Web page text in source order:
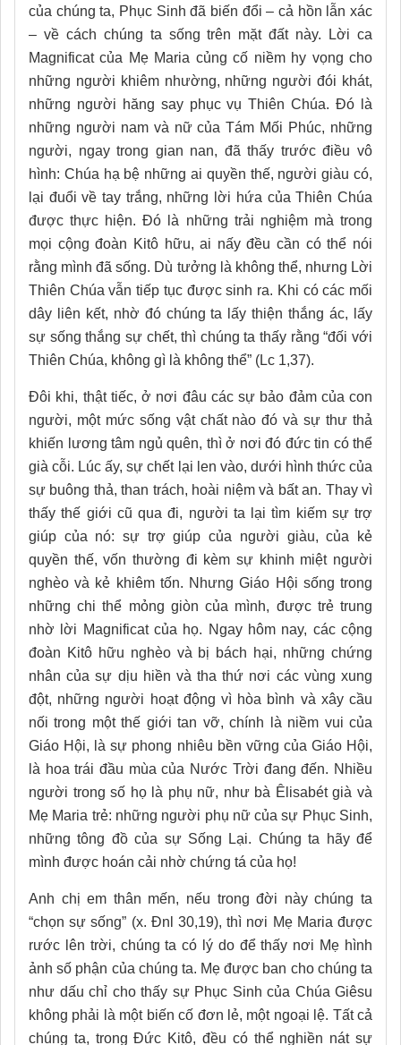
của chúng ta, Phục Sinh đã biến đổi – cả hồn lẫn xác
– về cách chúng ta sống trên mặt đất này. Lời ca
Magnificat của Mẹ Maria củng cố niềm hy vọng cho
những người khiêm nhường, những người đói khát,
những người hăng say phục vụ Thiên Chúa. Đó là
những người nam và nữ của Tám Mối Phúc, những
người, ngay trong gian nan, đã thấy trước điều vô
hình: Chúa hạ bệ những ai quyền thế, người giàu có,
lại đuổi về tay trắng, những lời hứa của Thiên Chúa
được thực hiện. Đó là những trải nghiệm mà trong
mọi cộng đoàn Kitô hữu, ai nấy đều cần có thể nói
rằng mình đã sống. Dù tưởng là không thể, nhưng Lời
Thiên Chúa vẫn tiếp tục được sinh ra. Khi có các mối
dây liên kết, nhờ đó chúng ta lấy thiện thắng ác, lấy
sự sống thắng sự chết, thì chúng ta thấy rằng “đối với
Thiên Chúa, không gì là không thể” (Lc 1,37).
Đôi khi, thật tiếc, ở nơi đâu các sự bảo đảm của con
người, một mức sống vật chất nào đó và sự thư thả
khiến lương tâm ngủ quên, thì ở nơi đó đức tin có thể
già cỗi. Lúc ấy, sự chết lại len vào, dưới hình thức của
sự buông thả, than trách, hoài niệm và bất an. Thay vì
thấy thế giới cũ qua đi, người ta lại tìm kiếm sự trợ
giúp của nó: sự trợ giúp của người giàu, của kẻ
quyền thế, vốn thường đi kèm sự khinh miệt người
nghèo và kẻ khiêm tốn. Nhưng Giáo Hội sống trong
những chi thể mỏng giòn của mình, được trẻ trung
nhờ lời Magnificat của họ. Ngay hôm nay, các cộng
đoàn Kitô hữu nghèo và bị bách hại, những chứng
nhân của sự dịu hiền và tha thứ nơi các vùng xung
đột, những người hoạt động vì hòa bình và xây cầu
nối trong một thế giới tan vỡ, chính là niềm vui của
Giáo Hội, là sự phong nhiêu bền vững của Giáo Hội,
là hoa trái đầu mùa của Nước Trời đang đến. Nhiều
người trong số họ là phụ nữ, như bà Êlisabét già và
Mẹ Maria trẻ: những người phụ nữ của sự Phục Sinh,
những tông đồ của sự Sống Lại. Chúng ta hãy để
mình được hoán cải nhờ chứng tá của họ!
Anh chị em thân mến, nếu trong đời này chúng ta
“chọn sự sống” (x. Đnl 30,19), thì nơi Mẹ Maria được
rước lên trời, chúng ta có lý do để thấy nơi Mẹ hình
ảnh số phận của chúng ta. Mẹ được ban cho chúng ta
như dấu chỉ cho thấy sự Phục Sinh của Chúa Giêsu
không phải là một biến cố đơn lẻ, một ngoại lệ. Tất cả
chúng ta, trong Đức Kitô, đều có thể nghiền nát sự